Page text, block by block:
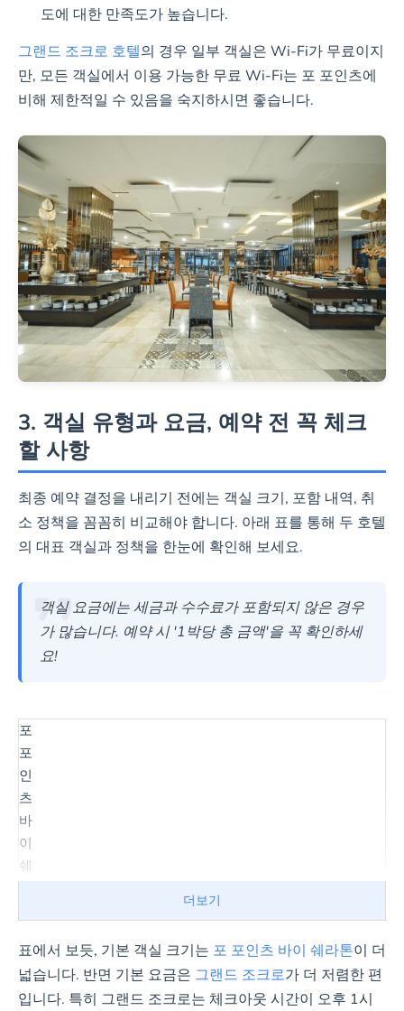
도에 대한 만족도가 높습니다.
그랜드 조크로 호텔의 경우 일부 객실은 Wi-Fi가 무료이지
만, 모든 객실에서 이용 가능한 무료 Wi-Fi는 포 포인츠에
비해 제한적일 수 있음을 숙지하시면 좋습니다.
3. 객실 유형과 요금, 예약 전 꼭 체크
할 사항
최종 예약 결정을 내리기 전에는 객실 크기, 포함 내역, 취
소 정책을 꼼꼼히 비교해야 합니다. 아래 표를 통해 두 호텔
의 대표 객실과 정책을 한눈에 확인해 보세요.
객실 요금에는 세금과 수수료가 포함되지 않은 경우
가 많습니다. 예약 시 '1박당 총 금액'을 꼭 확인하세
요!
포
포
인
츠
바
이
쉐
.
그
랜
더보기
표에서 보듯, 기본 객실 크기는 포 포인츠 바이 쉐라톤이 더
넓습니다. 반면 기본 요금은 그랜드 조크로가 더 저렴한 편
입니다. 특히 그랜드 조크로는 체크아웃 시간이 오후 1시